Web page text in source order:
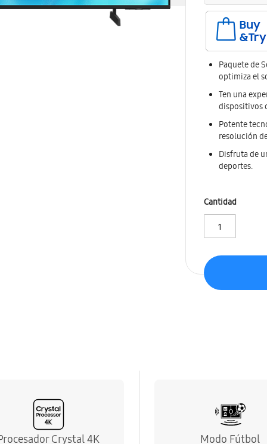
Paquete de
optimiza el
Ten una
dispositivos
Potente
resolución
Disfruta de
deportes.
Cantidad
Crystal 4K Modo Fútbol